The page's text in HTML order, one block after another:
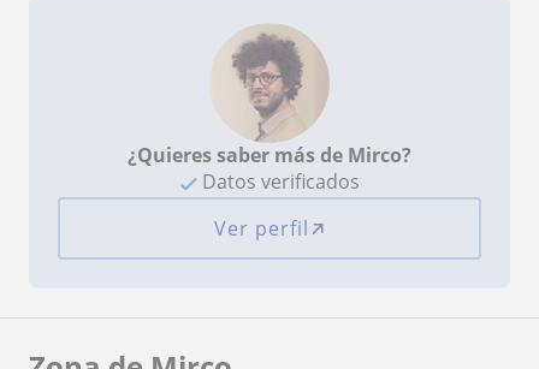
¿Quieres saber más de Mirco?
Datos verificados
Ver perfil